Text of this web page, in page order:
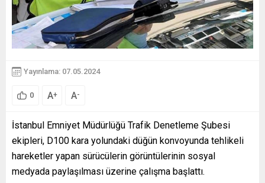
Yayınlama: 07.05.2024
0 A+ A-
İstanbul Emniyet Müdürlüğü Trafik Denetleme Şubesi
ekipleri, D100 kara yolundaki düğün konvoyunda tehlikeli
hareketler yapan sürücülerin görüntülerinin sosyal
medyada paylaşılması üzerine çalışma başlattı.